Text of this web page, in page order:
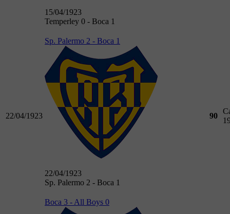
15/04/1923
Temperley 0 - Boca 1
22/04/1923
Sp. Palermo 2 - Boca 1
22/04/1923
Sp. Palermo 2 - Boca 1
90
Boca 3 - All Boys 0